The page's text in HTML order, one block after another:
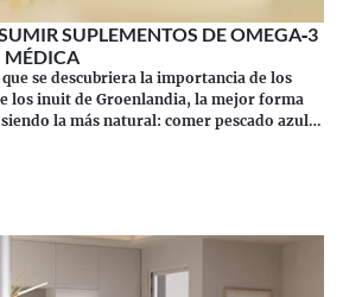
SUPLEMENTOS DE OMEGA‑3
MÉDICA
se descubriera la importancia de los
los inuit de Groenlandia, la mejor forma
la más natural: comer pescado azul.